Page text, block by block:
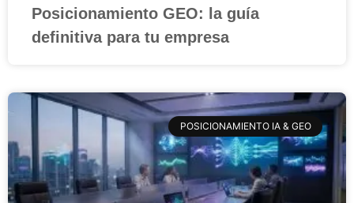
Posicionamiento GEO: la guía
definitiva para tu empresa
POSICIONAMIENTO IA & GEO